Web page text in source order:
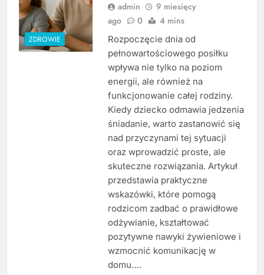
ZDROWIE
admin
9 miesięcy
ago
0 4 mins
Rozpoczęcie dnia od
pełnowartościowego posiłku
wpływa nie tylko na poziom
energii, ale również na
funkcjonowanie całej rodziny.
Kiedy dziecko odmawia jedzenia
śniadanie, warto zastanowić się
nad przyczynami tej sytuacji
oraz wprowadzić proste, ale
skuteczne rozwiązania. Artykuł
przedstawia praktyczne
wskazówki, które pomogą
rodzicom zadbać o prawidłowe
odżywianie, kształtować
pozytywne nawyki żywieniowe i
wzmocnić komunikację w
domu….